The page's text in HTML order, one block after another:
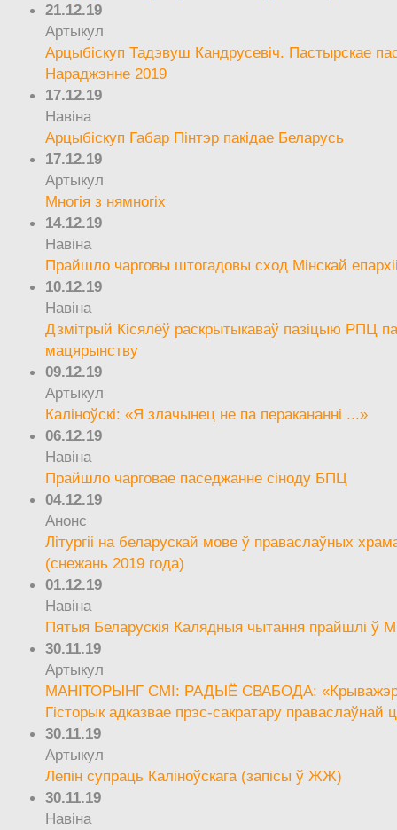
21.12.19
Артыкул
Арцыбіскуп Тадэвуш Кандрусевіч. Пастырскае
Нараджэнне 2019
17.12.19
Навіна
Арцыбіскуп Габар Пінтэр пакідае Беларусь
17.12.19
Артыкул
Многія з нямногіх
14.12.19
Навіна
Прайшло чарговы штогадовы сход Мінскай
10.12.19
Навіна
Дзмітрый Кісялёў раскрытыкаваў пазіцыю РПЦ
мацярынству
09.12.19
Артыкул
Каліноўскі: «Я злачынец не па перакананні ...»
06.12.19
Навіна
Прайшло чарговае паседжанне сіноду БПЦ
04.12.19
Анонс
Літургіі на беларускай мове ў праваслаўных
(снежань 2019 года)
01.12.19
Навіна
Пятыя Беларускія Калядныя чытання прайшлі ў
30.11.19
Артыкул
МАНІТОРЫНГ СМІ: РАДЫЁ СВАБОДА:
Гісторык адказвае прэс-сакратару праваслаўнай
30.11.19
Артыкул
Лепін супраць Каліноўскага (запісы ў ЖЖ)
30.11.19
Навіна